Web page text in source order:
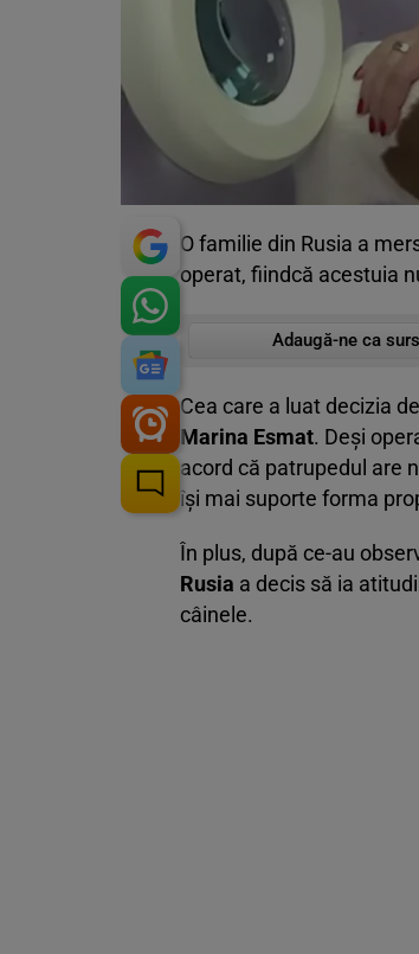
O familie din Rusia a
operat, fiindcă acestuia
Adaugă-ne ca
Cea care a luat decizia
Marina Esmat. Deşi
acord că patrupedul are
îşi mai suporte forma
În plus, după ce-au
Rusia a decis să ia
câinele.